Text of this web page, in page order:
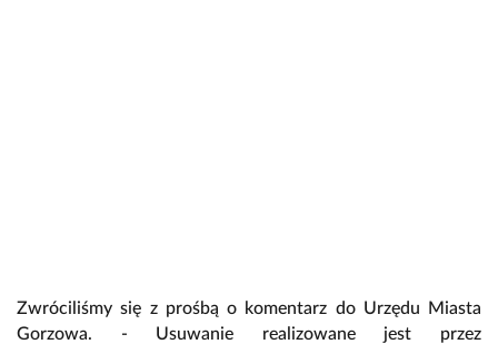
Zwróciliśmy się z prośbą o komentarz do Urzędu Miasta
Gorzowa. - Usuwanie realizowane jest przez